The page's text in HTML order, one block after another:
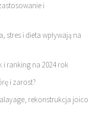
i
stres i dieta wpływają na
i ranking na 2024 rok
i zarost?
rekonstrukcja joico